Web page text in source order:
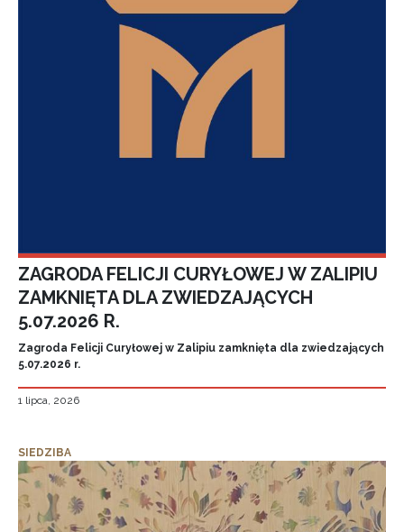
ZAGRODA FELICJI CURYŁOWEJ W ZALIPIU
ZAMKNIĘTA DLA ZWIEDZAJĄCYCH
5.07.2026 R.
Zagroda Felicji Curyłowej w Zalipiu zamknięta dla zwiedzających
5.07.2026 r.
1 lipca, 2026
SIEDZIBA